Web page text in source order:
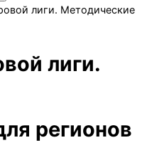
лиги. Методические
лиги.
регионов